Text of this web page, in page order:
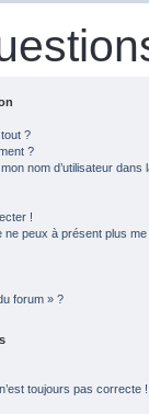
?
?
nom d’utilisateur dans
!
ne peux à présent plus me
forum » ?
toujours pas correcte !